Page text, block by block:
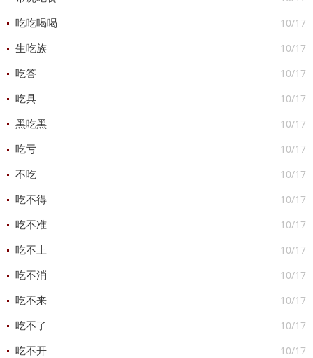
10/17
吃吃喝喝
10/17
生吃族
10/17
吃答
10/17
吃具
10/17
黑吃黑
10/17
吃亏
10/17
不吃
10/17
吃不得
10/17
吃不准
10/17
吃不上
10/17
吃不消
10/17
吃不来
10/17
吃不了
10/17
吃不开